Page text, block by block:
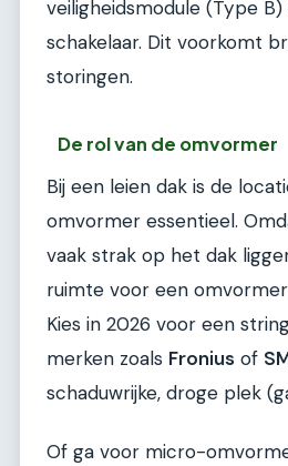
veiligheidsmodule (Type
schakelaar. Dit voorkomt
storingen.
De rol van de omvormer
Bij een leien dak is de
omvormer essentieel.
vaak strak op het dak
ruimte voor een
Kies in 2026 voor een
merken zoals Fronius of
schaduwrijke, droge plek
Of ga voor micro-